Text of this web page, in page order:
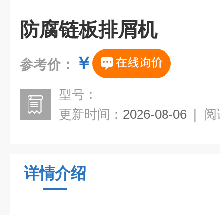
防腐链板排屑机
参考价： ￥
型号：
更新时间： 2026-08-06 | 阅
详情介绍